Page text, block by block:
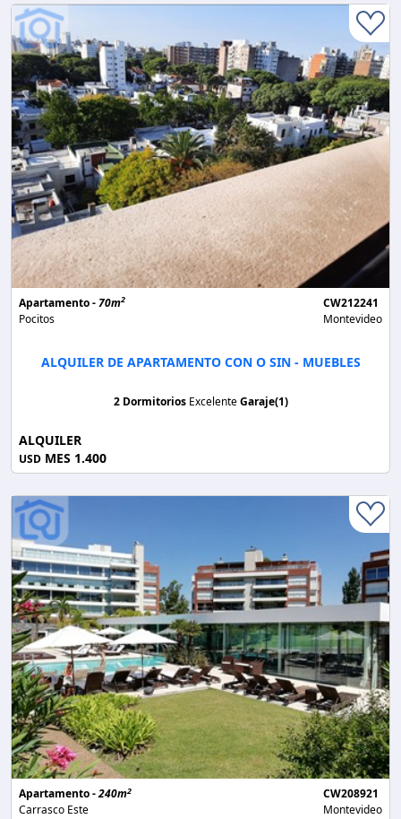
Apartamento -70m2
Pocitos
CW212241
Montevideo
ALQUILER DE APARTAMENTO CON O SIN - MUEBLES
2 Dormitorios ExcelenteGaraje(1)
ALQUILER
USD MES 1.400
Apartamento -240m2
Carrasco Este
CW208921
Montevideo